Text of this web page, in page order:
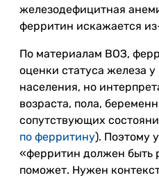
железодефицитная
ферритин искажается
По материалам ВОЗ,
оценки статуса железа
населения, но
возраста, пола,
сопутствующих
по ферритину). Поэтому
«ферритин должен быть
поможет. Нужен